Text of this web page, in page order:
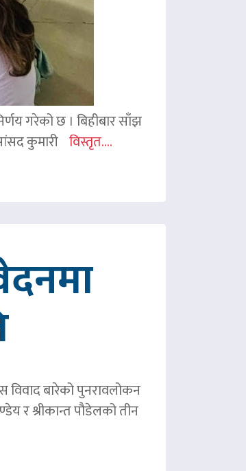
गरेको छ । बिहीबार साँझ
कुमारी विस्तृत....
विवाद बारेको पुनरावलोकन
र श्रीकान्त पौडेलको तीन